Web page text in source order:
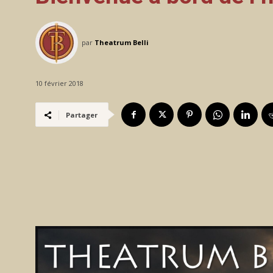
par Theatrum Belli
10 février 2018
Partager